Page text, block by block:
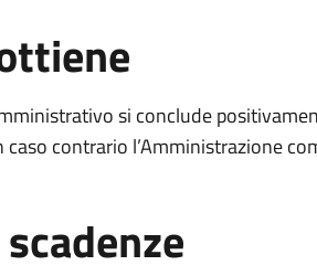
si conclude
contrario l’Amministrazione